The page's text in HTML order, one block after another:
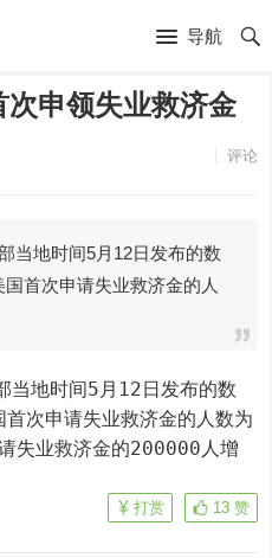
导航
申领失业救济金
评论
当地时间5月12日发布的数
首次申请失业救济金的人
次申请失业救济金的人数为
失业救济金的200000人增
13 赞
打赏